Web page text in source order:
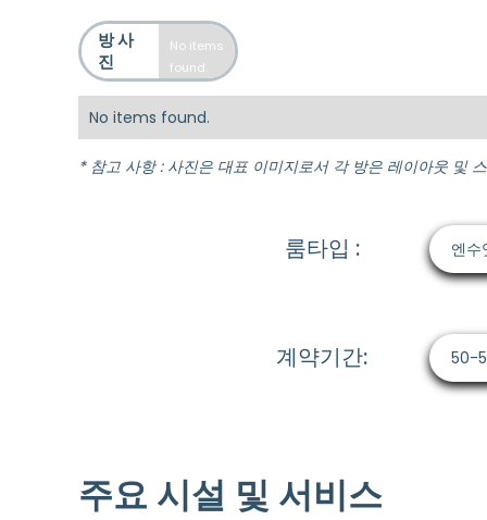
방 사
진
No items
found.
No items found.
* 참고 사항 : 사진은 대표 이미지로서 각 방은 레이아웃 및
룸타입 : 엔수
계약기간: 50-
주요 시설 및 서비스